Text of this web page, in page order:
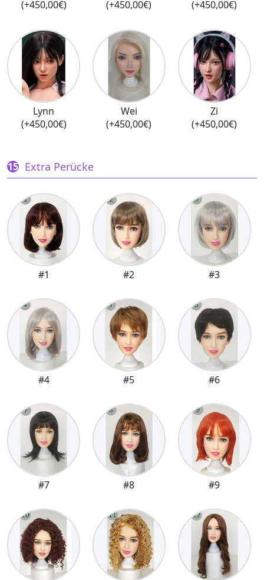
(+450,00€) (+450,00€) (+450,00€)
Lynn
(+450,00€)
Wei
(+450,00€)
Zi
(+450,00€)
Extra Perücke
#1 #2 #3
#4 #5 #6
#7 #8 #9